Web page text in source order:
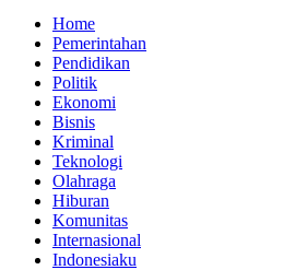
Home
Pemerintahan
Pendidikan
Politik
Ekonomi
Bisnis
Kriminal
Teknologi
Olahraga
Hiburan
Komunitas
Internasional
Indonesiaku